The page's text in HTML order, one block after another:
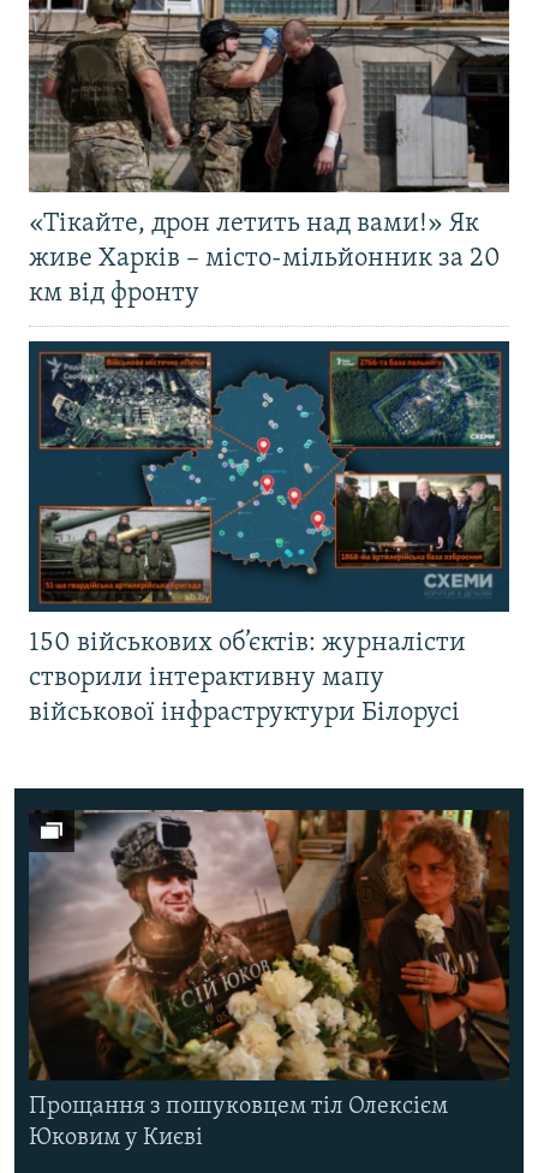
«Тікайте, дрон летить над вами!» Як
живе Харків – місто-мільйонник за 20
км від фронту
150 військових об’єктів: журналісти
створили інтерактивну мапу
військової інфраструктури Білорусі
Прощання з пошуковцем тіл Олексієм
Юковим у Києві